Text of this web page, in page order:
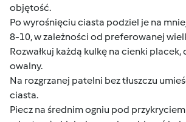
objętość.
Po wyrośnięciu ciasta podziel je na
8-10, w zależności od preferowanej
Rozwałkuj każdą kulkę na cienki placek,
owalny.
Na rozgrzanej patelni bez tłuszczu
ciasta.
Piecz na średnim ogniu pod